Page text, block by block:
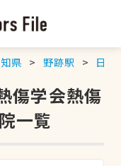
県 野跡駅 日本
傷学会熱傷
一覧